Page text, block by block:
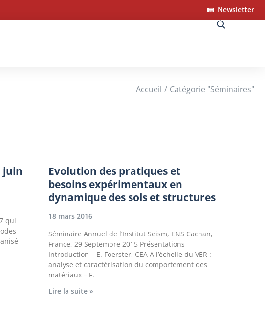
Newsletter
Accueil Catégorie "Séminaires"
juin
qui
Evolution des pratiques et
besoins expérimentaux en
dynamique des sols et structures
18 mars 2016
Séminaire Annuel de l’Institut Seism, ENS Cachan,
France, 29 Septembre 2015 Présentations
Introduction – E. Foerster, CEA A l’échelle du VER :
analyse et caractérisation du comportement des
matériaux – F.
Lire la suite »